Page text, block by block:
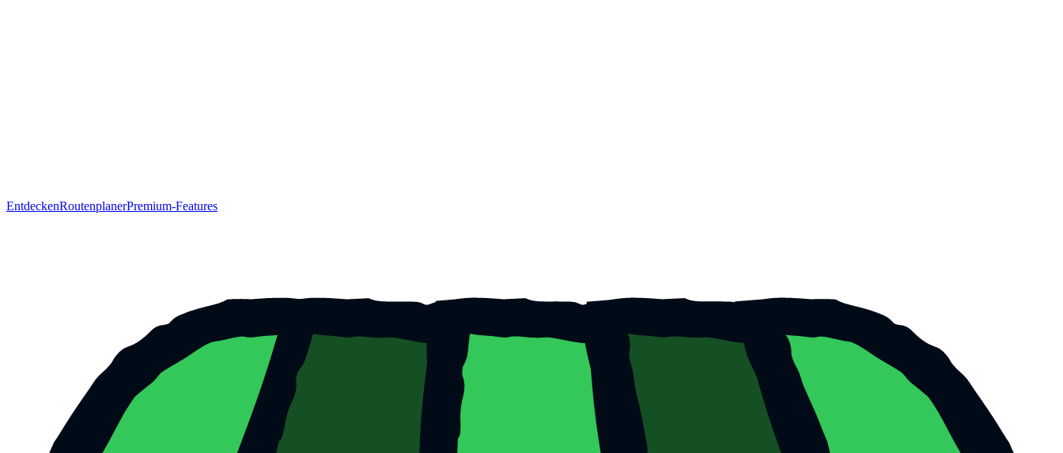
EntdeckenRoutenplanerPremium-Features